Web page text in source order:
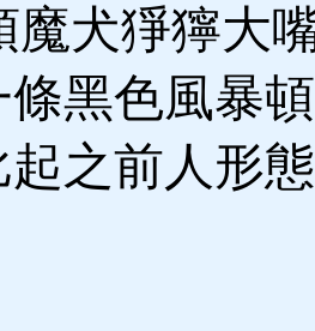
犬猙獰大
黑色風暴
起之前人形